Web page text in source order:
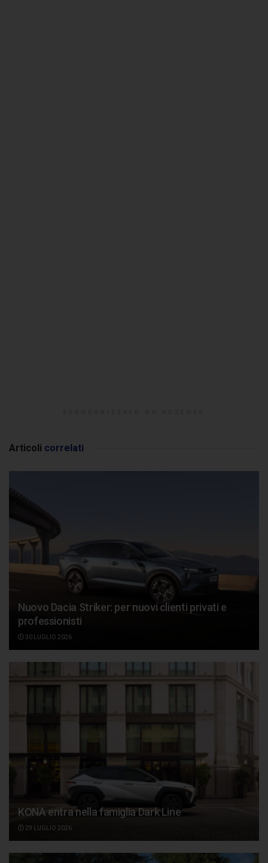
Articoli correlati
Nuovo Dacia Striker: per nuovi clienti privati e
professionisti
30 LUGLIO 2026
KONA entra nella famiglia Dark Line
29 LUGLIO 2026